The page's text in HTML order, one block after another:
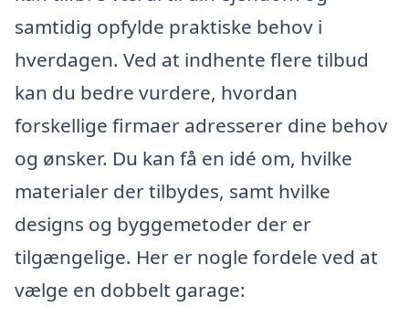
samtidig opfylde praktiske behov i
hverdagen. Ved at indhente flere tilbud
kan du bedre vurdere, hvordan
forskellige firmaer adresserer dine behov
og ønsker. Du kan få en idé om, hvilke
materialer der tilbydes, samt hvilke
designs og byggemetoder der er
tilgængelige. Her er nogle fordele ved at
vælge en dobbelt garage: